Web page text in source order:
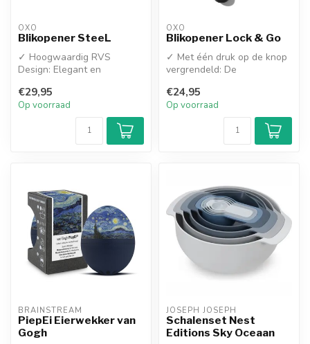
OXO
Blikopener SteeL
✓ Hoogwaardig RVS
Design: Elegant en
geborsteld roestvrij s...
€29,95
Op voorraad
OXO
Blikopener Lock & Go
✓ Met één druk op de knop
vergrendeld: De
automatisch vast op...
€24,95
Op voorraad
BRAINSTREAM
PiepEi Eierwekker van
Gogh
JOSEPH JOSEPH
Schalenset Nest
Editions Sky Oceaan